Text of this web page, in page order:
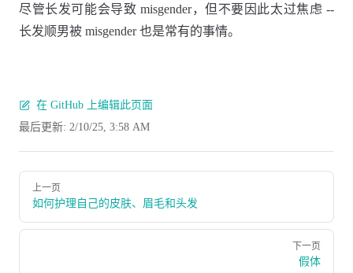
尽管长发可能会导致 misgender，但不要因此太过焦虑 --
长发顺男被 misgender 也是常有的事情。
在 GitHub 上编辑此页面
最后更新: 2/10/25, 3:58 AM
Pager
上一页
如何护理自己的皮肤、眉毛和头发
下一页
假体